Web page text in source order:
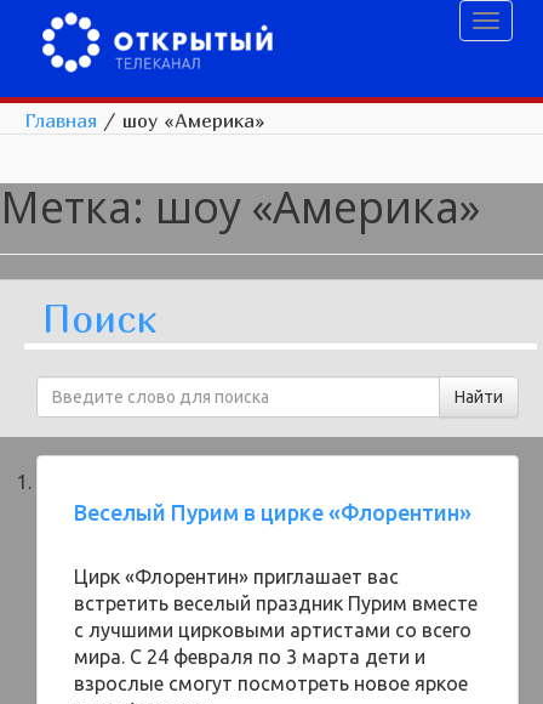
Главная / шоу «Америка»
Метка: шоу «Америка»
Поиск
Веселый Пурим в цирке «Флорентин»
Цирк «Флорентин» приглашает вас
встретить веселый праздник Пурим вместе
с лучшими цирковыми артистами со всего
мира. С 24 февраля по 3 марта дети и
взрослые смогут посмотреть новое яркое